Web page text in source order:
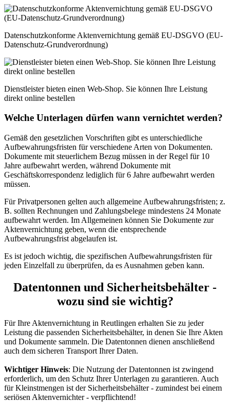
Datenschutzkonforme Aktenvernichtung gemäß EU-DSGVO (EU-
Datenschutz-Grundverordnung)
Dienstleister bieten einen Web-Shop. Sie können Ihre Leistung
direkt online bestellen
Welche Unterlagen dürfen wann vernichtet werden?
Gemäß den gesetzlichen Vorschriften gibt es unterschiedliche
Aufbewahrungsfristen für verschiedene Arten von Dokumenten.
Dokumente mit steuerlichem Bezug müssen in der Regel für 10
Jahre aufbewahrt werden, während Dokumente mit
Geschäftskorrespondenz lediglich für 6 Jahre aufbewahrt werden
müssen.
Für Privatpersonen gelten auch allgemeine Aufbewahrungsfristen; z.
B. sollten Rechnungen und Zahlungsbelege mindestens 24 Monate
aufbewahrt werden. Im Allgemeinen können Sie Dokumente zur
Aktenvernichtung geben, wenn die entsprechende
Aufbewahrungsfrist abgelaufen ist.
Es ist jedoch wichtig, die spezifischen Aufbewahrungsfristen für
jeden Einzelfall zu überprüfen, da es Ausnahmen geben kann.
Datentonnen und Sicherheitsbehälter -
wozu sind sie wichtig?
Für Ihre Aktenvernichtung in Reutlingen erhalten Sie zu jeder
Leistung die passenden Sicherheitsbehälter, in denen Sie Ihre Akten
und Dokumente sammeln. Die Datentonnen dienen anschließend
auch dem sicheren Transport Ihrer Daten.
Wichtiger Hinweis: Die Nutzung der Datentonnen ist zwingend
erforderlich, um den Schutz Ihrer Unterlagen zu garantieren. Auch
für Kleinstmengen ist der Sicherheitsbehälter - zumindest bei einem
seriösen Aktenvernichter - verpflichtend!